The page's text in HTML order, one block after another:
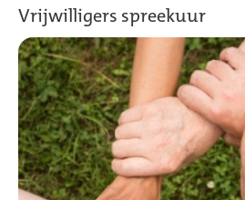
Vrijwilligers spreekuur